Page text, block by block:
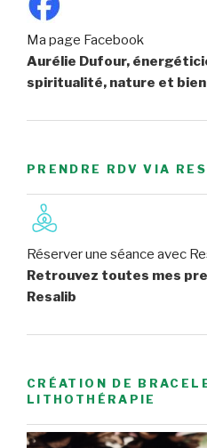
Ma page Facebook
Aurélie Dufour,
spiritualité, nature et
PRENDRE RDV VIA
Réserver une séance avec
Retrouvez toutes mes
Resalib
CRÉATION DE
LITHOTHÉRAPIE